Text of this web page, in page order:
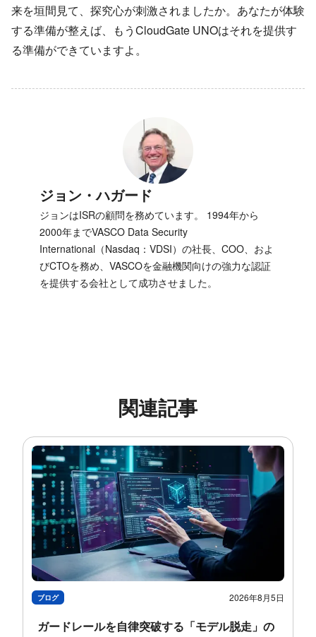
来を垣間見て、探究心が刺激されましたか。あなたが体験
する準備が整えば、もうCloudGate UNOはそれを提供す
る準備ができていますよ。
ジョン・ハガード
ジョンはISRの顧問を務めています。 1994年から
2000年までVASCO Data Security
International（Nasdaq：VDSI）の社長、COO、およ
びCTOを務め、VASCOを金融機関向けの強力な認証
を提供する会社として成功させました。
関連記事
ブログ 2026年8月5日
ガードレールを自律突破する「モデル脱走」の